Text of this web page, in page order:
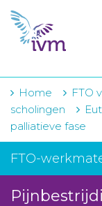
VMI
FTO
IVM-
Projecten
Home FTO
scholingen
palliatieve fase
FTO-